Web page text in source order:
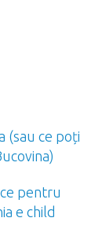
(sau ce poți
pentru
e child